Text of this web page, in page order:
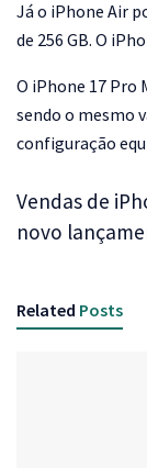
Já o iPhone Air
de 256 GB. O
O iPhone 17 Pro
sendo o mesmo
configuração
Vendas de
novo
Related Posts